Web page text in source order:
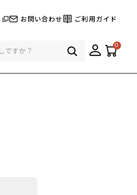
お問い合わせ ご利用ガイド
0